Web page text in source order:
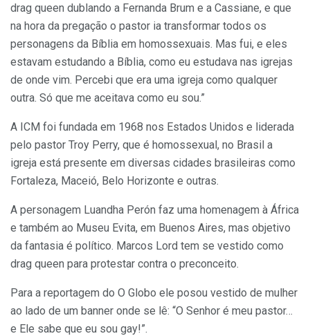
drag queen dublando a Fernanda Brum e a Cassiane, e que
na hora da pregação o pastor ia transformar todos os
personagens da Bíblia em homossexuais. Mas fui, e eles
estavam estudando a Bíblia, como eu estudava nas igrejas
de onde vim. Percebi que era uma igreja como qualquer
outra. Só que me aceitava como eu sou.”
A ICM foi fundada em 1968 nos Estados Unidos e liderada
pelo pastor Troy Perry, que é homossexual, no Brasil a
igreja está presente em diversas cidades brasileiras como
Fortaleza, Maceió, Belo Horizonte e outras.
A personagem Luandha Perón faz uma homenagem à África
e também ao Museu Evita, em Buenos Aires, mas objetivo
da fantasia é político. Marcos Lord tem se vestido como
drag queen para protestar contra o preconceito.
Para a reportagem do O Globo ele posou vestido de mulher
ao lado de um banner onde se lê: “O Senhor é meu pastor…
e Ele sabe que eu sou gay!”.